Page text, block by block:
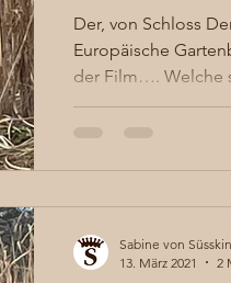
Der, von Schloss
Europäische
der Film…. Welche
Sabine von
13. März 2021
2